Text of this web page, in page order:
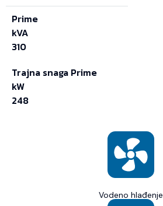
Prime
kVA
310
Trajna snaga Prime
kW
248
Vodeno hlađenje